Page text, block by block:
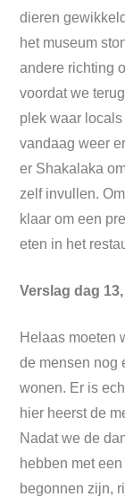
dieren
het museum
andere richting
voordat we
plek waar
vandaag weer
er Shakalaka
zelf invullen.
klaar om een
eten in het
Verslag dag
Helaas moeten
de mensen nog
wonen. Er is
hier heerst de
Nadat we de
hebben met
begonnen zijn,